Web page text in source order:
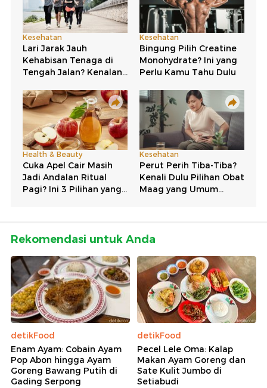
Rekomendasi untuk Anda
detikFood
Enam Ayam: Cobain Ayam
Pop Abon hingga Ayam
Goreng Bawang Putih di
Gading Serpong
detikFood
Pecel Lele Oma: Kalap
Makan Ayam Goreng dan
Sate Kulit Jumbo di
Setiabudi